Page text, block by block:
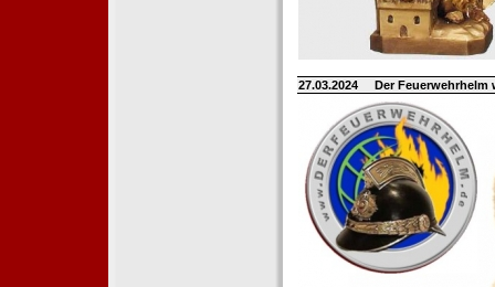
27.03.2024 Der